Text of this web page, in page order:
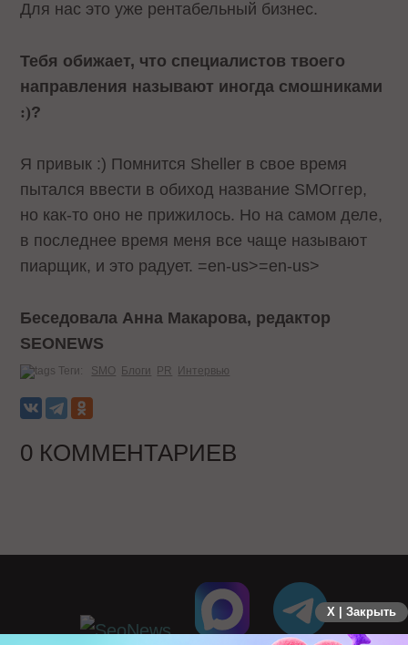
Для нас это уже рентабельный бизнес.
Тебя обижает, что специалистов твоего
направления называют иногда смошниками
:)?
Я привык :) Помнится Sheller в свое время
пытался ввести в обиход название SMOггер,
но как-то оно не прижилось. Но на самом деле,
в последнее время меня все чаще называют
пиарщик, и это радует. =en-us>=en-us>
Беседовала Анна Макарова, редактор
SEONEWS
Теги: SMO Блоги PR Интервью
0 КОММЕНТАРИЕВ
X | Закрыть